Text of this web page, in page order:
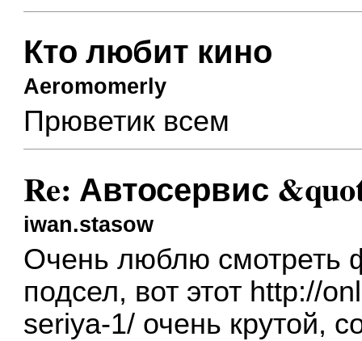
Кто любит кино
Aeromomerly
Прюветик всем
Re: Автосервис
iwan.stasow
Очень люблю смотреть
подсел, вот этот http://
seriya-1/ очень крутой,